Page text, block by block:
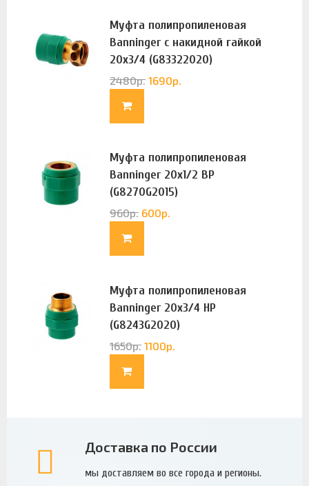
Муфта полипропиленовая
Banninger с накидной гайкой
20х3/4 (G83322020)
2480р. 1690р.
Муфта полипропиленовая
Banninger 20х1/2 ВР
(G8270G2015)
960р. 600р.
Муфта полипропиленовая
Banninger 20х3/4 НР
(G8243G2020)
1650р. 1100р.
Доставка по России
мы доставляем во все города и регионы.